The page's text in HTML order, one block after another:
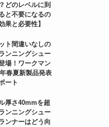
どのレベルに到
と不要になるの
果と必要性】
ト間違いなしの
ンニングシュー
場！ワークマン
春夏新製品発表
ート
厚さ40mmを超
ンニングシュー
ンナーはどう向